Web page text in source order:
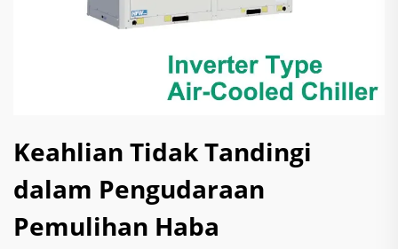
Keahlian Tidak Tandingi
dalam Pengudaraan
Pemulihan Haba